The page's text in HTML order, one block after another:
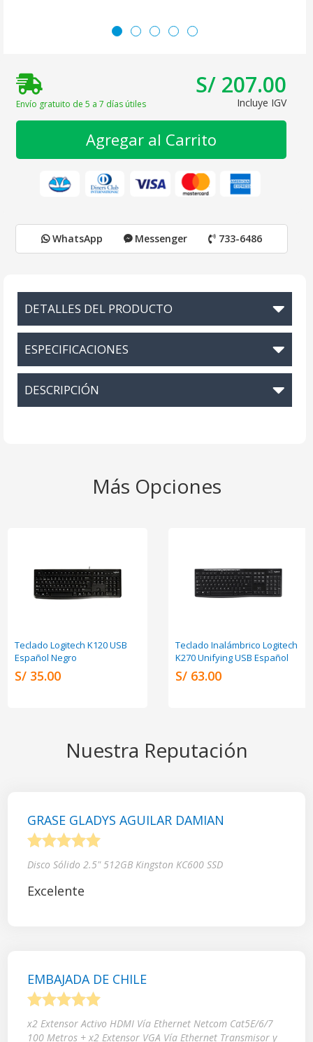
Envío gratuito de 5 a 7 días útiles
S/ 207.00
Incluye IGV
Agregar al Carrito
WhatsApp Messenger 733-6486
DETALLES DEL PRODUCTO
ESPECIFICACIONES
DESCRIPCIÓN
Más Opciones
Teclado Logitech K120 USB
Español Negro
S/ 35.00
Teclado Inalámbrico Logitech
K270 Unifying USB Español
S/ 63.00
Nuestra Reputación
GRASE GLADYS AGUILAR DAMIAN
Disco Sólido 2.5" 512GB Kingston KC600 SSD
Excelente
EMBAJADA DE CHILE
x2 Extensor Activo HDMI Vía Ethernet Netcom Cat5E/6/7
100 Metros + x2 Extensor VGA Vía Ethernet Transmisor y